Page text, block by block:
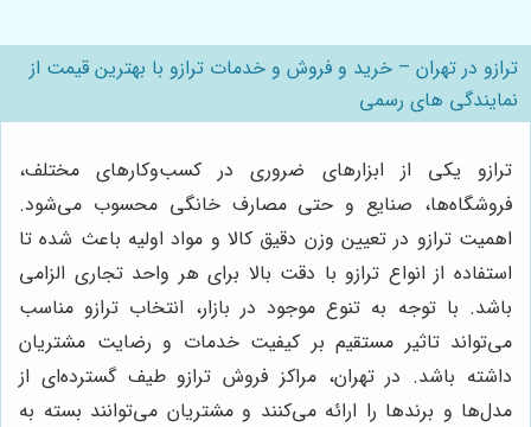
ترازو در تهران – خرید و فروش و خدمات ترازو با بهترین قیمت از
نمایندگی های رسمی
ترازو یکی از ابزارهای ضروری در کسب‌وکارهای مختلف،
فروشگاه‌ها، صنایع و حتی مصارف خانگی محسوب می‌شود.
اهمیت ترازو در تعیین وزن دقیق کالا و مواد اولیه باعث شده تا
استفاده از انواع ترازو با دقت بالا برای هر واحد تجاری الزامی
باشد. با توجه به تنوع موجود در بازار، انتخاب ترازو مناسب
می‌تواند تاثیر مستقیم بر کیفیت خدمات و رضایت مشتریان
داشته باشد. در تهران، مراکز فروش ترازو طیف گسترده‌ای از
مدل‌ها و برندها را ارائه می‌کنند و مشتریان می‌توانند بسته به